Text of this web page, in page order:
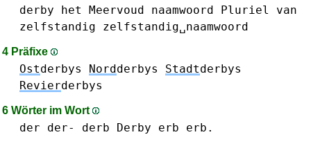
derby het Meervoud naamwoord Pluriel
van
zelfstandig
zelfstandig␣naamwoord
4 Präfixe
Ostderbys Nordderbys Stadtderbys
Revierderbys
6 Wörter im Wort
der der- derb Derby erb erb.